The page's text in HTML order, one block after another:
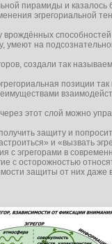
пирамиды и казалось
эгрегориальной
врождённых
умеют на
создали так
позиции так
этот слой можно
защиту и
и «вызвать
с эгрегорами в
с осторожностью
защиты от них даже